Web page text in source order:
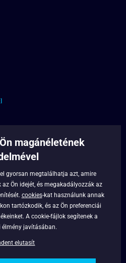
magánéletének
gyorsan megtalálhatja azt, amire
Ön idejét, és megakadályozzák az
cookies-kat használunk annak
tartózkodik, és az Ön preferenciái
A cookie-fájlok segítenek a
élmény javításában.
elutasít